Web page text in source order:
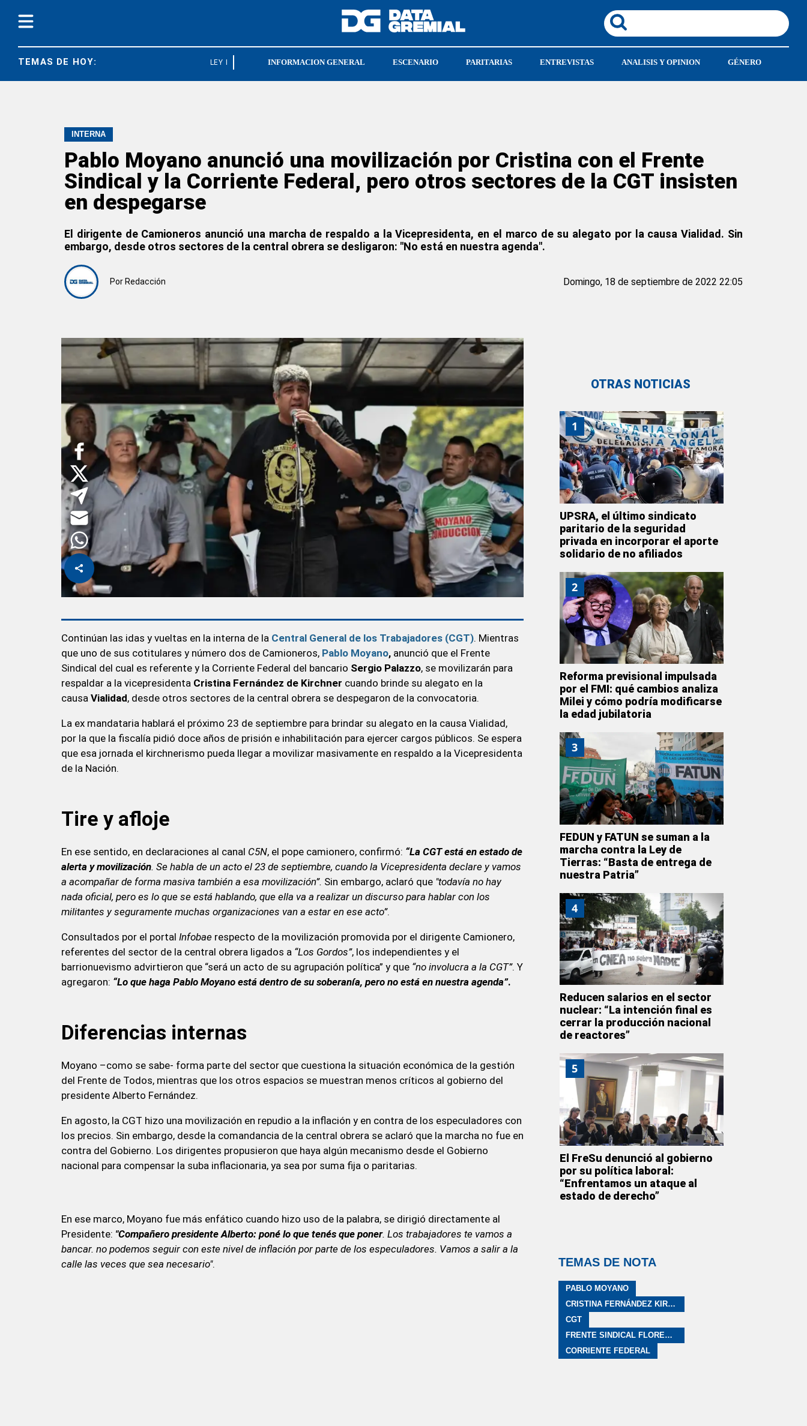
TEMAS DE HOY: LEY BASES CGT UPSRA
INFORMACION GENERAL ESCENARIO PARITARIAS ENTREVISTAS ANALISIS Y OPINION GÉNERO
INTERNA
Pablo Moyano anunció una movilización por Cristina con el Frente
Sindical y la Corriente Federal, pero otros sectores de la CGT insisten
en despegarse
El dirigente de Camioneros anunció una marcha de respaldo a la Vicepresidenta, en el marco de su alegato por la causa Vialidad. Sin
embargo, desde otros sectores de la central obrera se desligaron: "No está en nuestra agenda".
Por Redacción Domingo, 18 de septiembre de 2022 22:05
Continúan las idas y vueltas en la interna de la Central General de los Trabajadores (CGT). Mientras
que uno de sus cotitulares y número dos de Camioneros, Pablo Moyano, anunció que el Frente
Sindical del cual es referente y la Corriente Federal del bancario Sergio Palazzo, se movilizarán para
respaldar a la vicepresidenta Cristina Fernández de Kirchner cuando brinde su alegato en la
causa Vialidad, desde otros sectores de la central obrera se despegaron de la convocatoria.
La ex mandataria hablará el próximo 23 de septiembre para brindar su alegato en la causa Vialidad,
por la que la fiscalía pidió doce años de prisión e inhabilitación para ejercer cargos públicos. Se espera
que esa jornada el kirchnerismo pueda llegar a movilizar masivamente en respaldo a la Vicepresidenta
de la Nación.
Tire y afloje
En ese sentido, en declaraciones al canal C5N, el pope camionero, confirmó: “La CGT está en estado de
alerta y movilización. Se habla de un acto el 23 de septiembre, cuando la Vicepresidenta declare y vamos
a acompañar de forma masiva también a esa movilización”. Sin embargo, aclaró que "todavía no hay
nada oficial, pero es lo que se está hablando, que ella va a realizar un discurso para hablar con los
militantes y seguramente muchas organizaciones van a estar en ese acto”.
Consultados por el portal Infobae respecto de la movilización promovida por el dirigente Camionero,
referentes del sector de la central obrera ligados a “Los Gordos”, los independientes y el
barrionuevismo advirtieron que “será un acto de su agrupación política” y que “no involucra a la CGT”. Y
agregaron: “Lo que haga Pablo Moyano está dentro de su soberanía, pero no está en nuestra agenda”.
Diferencias internas
Moyano –como se sabe- forma parte del sector que cuestiona la situación económica de la gestión
del Frente de Todos, mientras que los otros espacios se muestran menos críticos al gobierno del
presidente Alberto Fernández.
En agosto, la CGT hizo una movilización en repudio a la inflación y en contra de los especuladores con
los precios. Sin embargo, desde la comandancia de la central obrera se aclaró que la marcha no fue en
contra del Gobierno. Los dirigentes propusieron que haya algún mecanismo desde el Gobierno
nacional para compensar la suba inflacionaria, ya sea por suma fija o paritarias.
En ese marco, Moyano fue más enfático cuando hizo uso de la palabra, se dirigió directamente al
Presidente: "Compañero presidente Alberto: poné lo que tenés que poner. Los trabajadores te vamos a
bancar. no podemos seguir con este nivel de inflación por parte de los especuladores. Vamos a salir a la
calle las veces que sea necesario".
OTRAS NOTICIAS
1
UPSRA, el último sindicato
paritario de la seguridad
privada en incorporar el aporte
solidario de no afiliados
2
Reforma previsional impulsada
por el FMI: qué cambios analiza
Milei y cómo podría modificarse
la edad jubilatoria
3
FEDUN y FATUN se suman a la
marcha contra la Ley de
Tierras: “Basta de entrega de
nuestra Patria”
4
Reducen salarios en el sector
nuclear: “La intención final es
cerrar la producción nacional
de reactores”
5
El FreSu denunció al gobierno
por su política laboral:
“Enfrentamos un ataque al
estado de derecho”
TEMAS DE NOTA
PABLO MOYANO
CRISTINA FERNÁNDEZ KIRCHNER
CGT
FRENTE SINDICAL FLORENCIO VARELA
CORRIENTE FEDERAL